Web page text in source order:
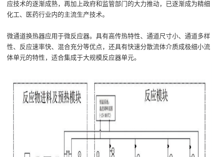
应技术的逐渐成熟，再加上政府和监管部门的大力推动，已逐渐成为精细
化工、 医药行业内的主流生产技术。
微通道换热器应用于微反应器。具有高传热特性、通道尺寸小、通道多样
性、反应速率快、混合充分等优点，还具有快速分散流体介质成极细小流
体单元的特性，适合集成于大规模反应器单元。